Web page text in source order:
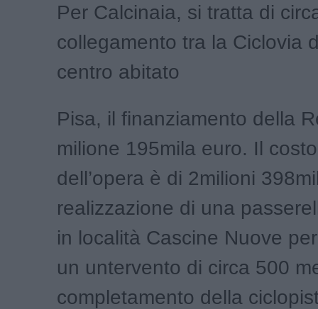
Per Calcinaia, si tratta di
collegamento tra la Ciclovia
centro abitato
Pisa, il finanziamento della
milione 195mila euro. Il
dell’opera è di 2milioni
realizzazione di una
in località Cascine Nuove
un untervento di circa 500
completamento della